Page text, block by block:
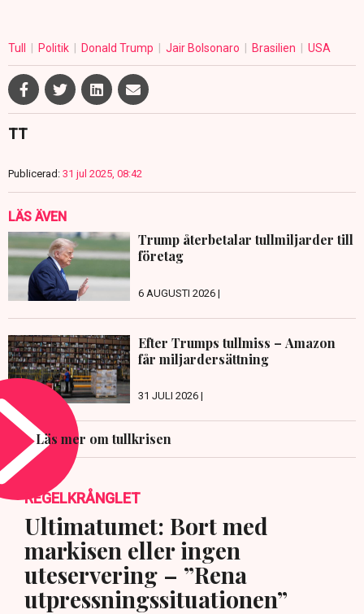
Tull Politik Donald Trump Jair Bolsonaro Brasilien USA
TT
Publicerad: 31 jul 2025, 08:42
LÄS ÄVEN
Trump återbetalar tullmiljarder till
företag
6 AUGUSTI 2026 |
Efter Trumps tullmiss – Amazon
får miljardersättning
31 JULI 2026 |
Läs mer om tullkrisen
REGELKRÅNGLET
Ultimatumet: Bort med
markisen eller ingen
uteservering – ”Rena
utpressningssituationen”